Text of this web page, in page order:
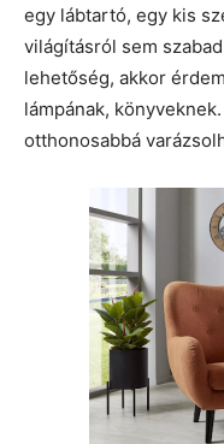
egy lábtartó, egy kis
világításról sem
lehetőség, akkor
lámpának,
otthonosabbá